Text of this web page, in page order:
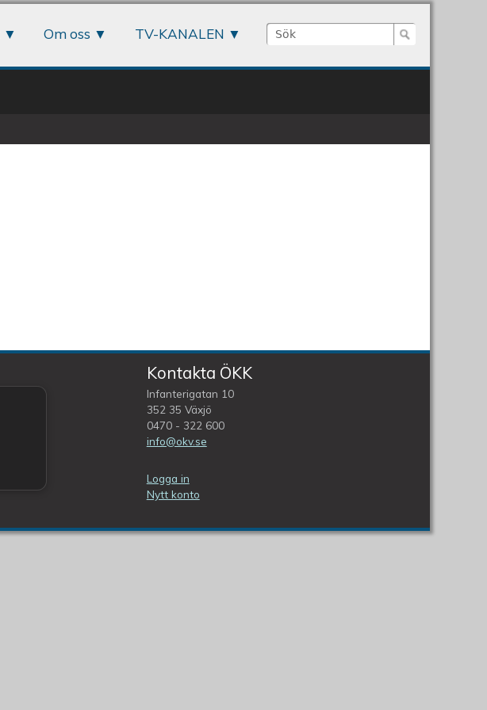
Sökformulär
Sök
Om oss TV-KANALEN
Kontakta ÖKK
Infanterigatan 10
352 35 Växjö
0470 - 322 600
info@okv.se
Logga in
Nytt konto